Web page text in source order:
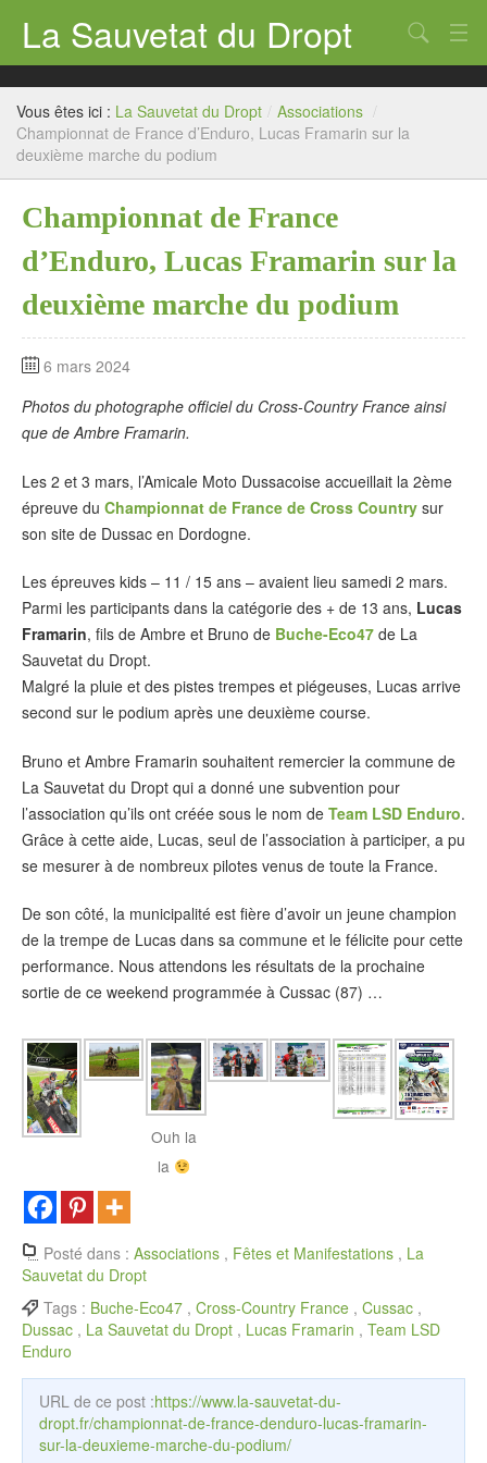
La Sauvetat du Dropt
Accueil
Mairie
Le village
Annuaire Pro
Écoles
Archives
Agenda 2026
Contact
Chercher
Vous êtes ici : La Sauvetat du Dropt / Associations /
Championnat de France d’Enduro, Lucas Framarin sur la
deuxième marche du podium
Championnat de France
d’Enduro, Lucas Framarin sur la
deuxième marche du podium
6 mars 2024
Photos du photographe officiel du Cross-Country France ainsi
que de Ambre Framarin.
Les 2 et 3 mars, l’Amicale Moto Dussacoise accueillait la 2ème
épreuve du Championnat de France de Cross Country sur
son site de Dussac en Dordogne.
Les épreuves kids – 11 / 15 ans – avaient lieu samedi 2 mars.
Parmi les participants dans la catégorie des + de 13 ans, Lucas
Framarin, fils de Ambre et Bruno de Buche-Eco47 de La
Sauvetat du Dropt.
Malgré la pluie et des pistes trempes et piégeuses, Lucas arrive
second sur le podium après une deuxième course.
Bruno et Ambre Framarin souhaitent remercier la commune de
La Sauvetat du Dropt qui a donné une subvention pour
l’association qu’ils ont créée sous le nom de Team LSD Enduro.
Grâce à cette aide, Lucas, seul de l’association à participer, a pu
se mesurer à de nombreux pilotes venus de toute la France.
De son côté, la municipalité est fière d’avoir un jeune champion
de la trempe de Lucas dans sa commune et le félicite pour cette
performance. Nous attendons les résultats de la prochaine
sortie de ce weekend programmée à Cussac (87) …
Ouh la
la
Posté dans : Associations , Fêtes et Manifestations , La
Sauvetat du Dropt
Tags : Buche-Eco47 , Cross-Country France , Cussac ,
Dussac , La Sauvetat du Dropt , Lucas Framarin , Team LSD
Enduro
URL de ce post :https://www.la-sauvetat-du-
dropt.fr/championnat-de-france-denduro-lucas-framarin-
sur-la-deuxieme-marche-du-podium/